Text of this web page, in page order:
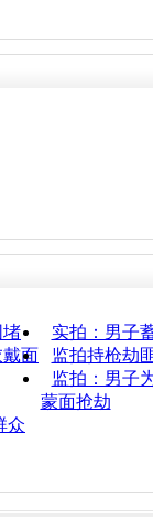
堵
实拍：男子
面
监拍持枪劫
监拍：男子
蒙面抢劫
众